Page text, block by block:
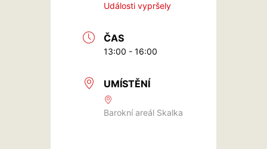
Události vypršely
ČAS
13:00 - 16:00
UMÍSTĚNÍ
Barokní areál Skalka